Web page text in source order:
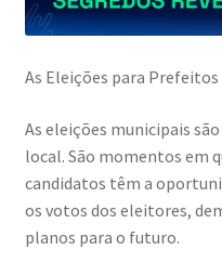
As Eleições para
As eleições municipais
local. São momentos em
candidatos têm a
os votos dos eleitores,
planos para o futuro.